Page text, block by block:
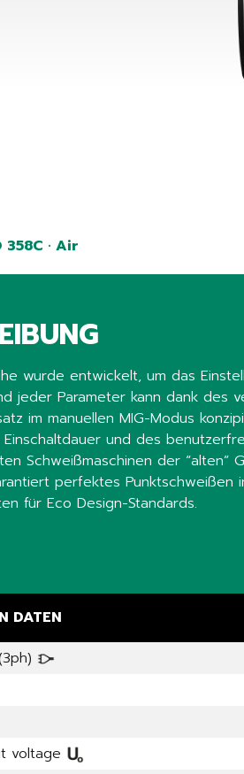
358C · Air
wurde entwickelt, um das
jeder Parameter kann dank des
im manuellen MIG-Modus
und des
Schweißmaschinen der “alten”
perfektes Punktschweißen
für Eco Design-Standards.
DATEN
voltage